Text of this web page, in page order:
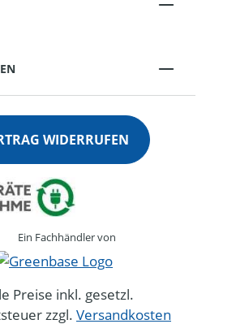
WIDERRUFEN
Ein Fachhändler von
Preise inkl. gesetzl.
zzgl. Versandkosten